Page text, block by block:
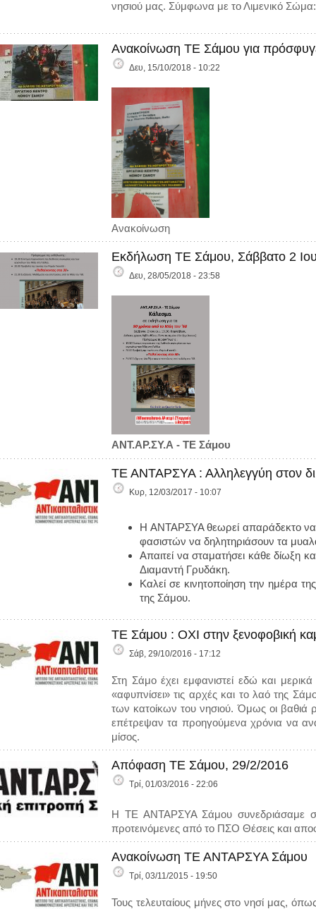
νησιού μας. Σύμφωνα με το Λιμενικό Σώμα:
Ανακοίνωση ΤΕ Σάμου για
Δευ, 15/10/2018 - 10:22
Ανακοίνωση
Εκδήλωση ΤΕ Σάμου, Σάββατο 2
Δευ, 28/05/2018 - 23:58
ΑΝΤ.ΑΡ.ΣΥ.Α - ΤΕ Σάμου
ΤΕ ΑΝΤΑΡΣΥΑ : Αλληλεγγύη στον
Κυρ, 12/03/2017 - 10:07
Η ΑΝΤΑΡΣΥΑ θεωρεί απαράδεκτο να
φασιστών να δηλητηριάσουν τα
Απαιτεί να σταματήσει κάθε δίωξη
Διαμαντή Γρυδάκη.
Καλεί σε κινητοποίηση την ημέρα
της Σάμου.
ΤΕ Σάμου : ΟΧΙ στην ξενοφοβική
Σάβ, 29/10/2016 - 17:12
Στη Σάμο έχει εμφανιστεί εδώ και
«αφυπνίσει» τις αρχές και το λαό της
των κατοίκων του νησιού. Όμως οι βαθιά
επέτρεψαν τα προηγούμενα χρόνια να
μίσος.
Απόφαση ΤΕ Σάμου, 29/2/2016
Τρί, 01/03/2016 - 22:06
Η ΤΕ ΑΝΤΑΡΣΥΑ Σάμου συνεδριάσαμε
προτεινόμενες από το ΠΣΟ Θέσεις και
Ανακοίνωση ΤΕ ΑΝΤΑΡΣΥΑ Σάμου
Τρί, 03/11/2015 - 19:50
Τους τελευταίους μήνες στο νησί μας,